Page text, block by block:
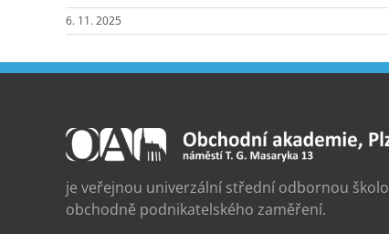
6. 11. 2025
je veřejnou univerzální střední odbornou
obchodně podnikatelského zaměření.